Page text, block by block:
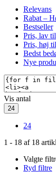
Relevans
Rabat –
Bestseller
Pris, lav
Pris, høj
Bedst
Nye
Vis antal
24
24
1 - 18 af 18
Valgte
Ryd filtre